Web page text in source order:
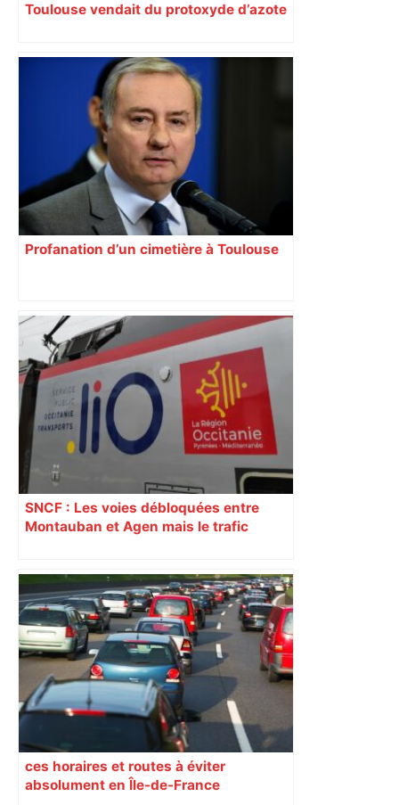
Toulouse vendait du protoxyde d’azote
Profanation d’un cimetière à Toulouse
SNCF : Les voies débloquées entre
Montauban et Agen mais le trafic
ces horaires et routes à éviter
absolument en Île-de-France